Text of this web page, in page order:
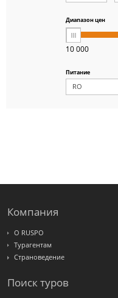
Интурист
Диапазон цен
10 000
Питание
Компания
О RUSPO
Турагентам
Страноведение
Поиск туров